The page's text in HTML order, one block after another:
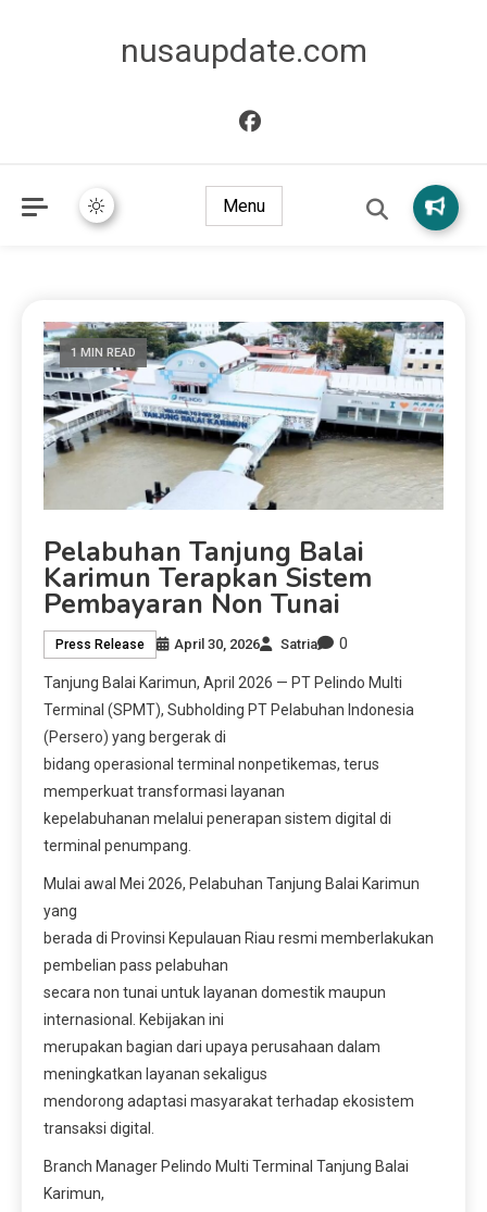
nusaupdate.com
Menu
1 MIN READ
Pelabuhan Tanjung Balai
Karimun Terapkan Sistem
Pembayaran Non Tunai
Press Release April 30, 2026 Satria 0
Tanjung Balai Karimun, April 2026 — PT Pelindo Multi
Terminal (SPMT), Subholding PT Pelabuhan Indonesia
(Persero) yang bergerak di
bidang operasional terminal nonpetikemas, terus
memperkuat transformasi layanan
kepelabuhanan melalui penerapan sistem digital di
terminal penumpang.
Mulai awal Mei 2026, Pelabuhan Tanjung Balai Karimun
yang
berada di Provinsi Kepulauan Riau resmi memberlakukan
pembelian pass pelabuhan
secara non tunai untuk layanan domestik maupun
internasional. Kebijakan ini
merupakan bagian dari upaya perusahaan dalam
meningkatkan layanan sekaligus
mendorong adaptasi masyarakat terhadap ekosistem
transaksi digital.
Branch Manager Pelindo Multi Terminal Tanjung Balai
Karimun,